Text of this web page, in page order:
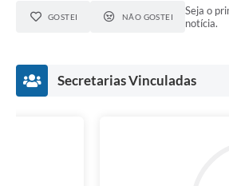
GOSTEI NÃO GOSTEI
Seja o
notícia.
Secretarias Vinculadas